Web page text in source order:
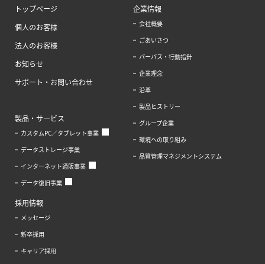
トップページ
個人のお客様
法人のお客様
お知らせ
サポート・お問い合わせ
製品・サービス
カスタムPC／タブレット事業
データストレージ事業
インターネット通販事業
データ復旧事業
企業情報
会社概要
ごあいさつ
パーパス・行動指針
企業理念
沿革
製品ヒストリー
グループ企業
環境への取り組み
品質管理マネジメントシステム
採用情報
メッセージ
新卒採用
キャリア採用